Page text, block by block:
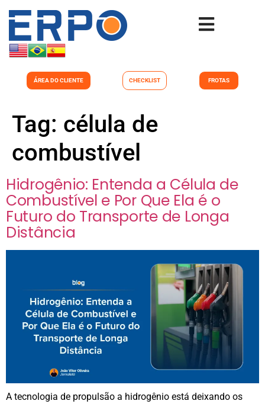
ÁREA DO CLIENTE CHECKLIST FROTAS
Tag: célula de
combustível
Hidrogênio: Entenda a Célula de
Combustível e Por Que Ela é o
Futuro do Transporte de Longa
Distância
A tecnologia de propulsão a hidrogênio está deixando os